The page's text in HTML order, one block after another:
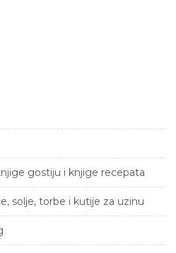
gostiju i knjige recepata
solje, torbe i kutije za uzinu